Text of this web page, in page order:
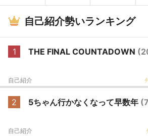
自己紹介勢いランキング
1 THE FINAL COUNTADOWN
自己紹介
2 5ちゃん行かなくなって早数年
自己紹介